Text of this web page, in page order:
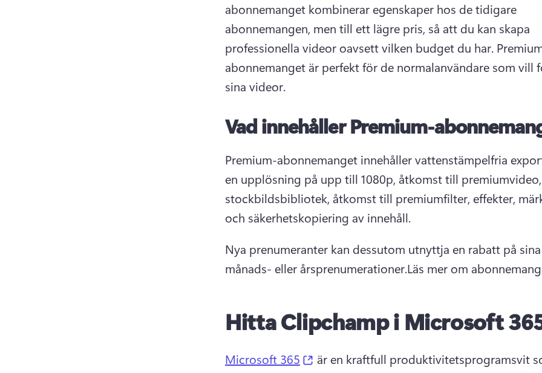
abonnemanget kombinerar egenskaper hos de tidigare
abonnemangen, men till ett lägre pris, så att du kan skapa
professionella videor oavsett vilken budget du har.
abonnemanget är perfekt för de normalanvändare som vill
sina videor.
Vad innehåller Premium-
Premium-abonnemanget innehåller vattenstämpelfria
en upplösning på upp till 1080p, åtkomst till
stockbildsbibliotek, åtkomst till premiumfilter, effekter,
och säkerhetskopiering av innehåll.
Nya prenumeranter kan dessutom utnyttja en rabatt på sina
månads- eller årsprenumerationer.Läs mer om
Hitta Clipchamp i Microsoft
Microsoft 365 (opens in a new tab)
är en kraftfull produktivitetsprogramsvit